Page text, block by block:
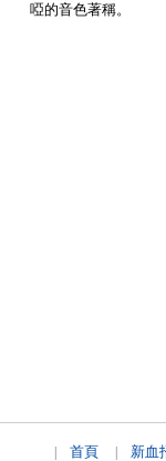
啞的音色著稱。
首頁 新血